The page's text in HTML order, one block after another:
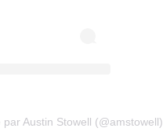
Austin Stowell (@amstowell)